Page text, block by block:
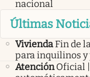
nacional
Últimas
ViviendaFin de
para inquilinos
Atención Oficial